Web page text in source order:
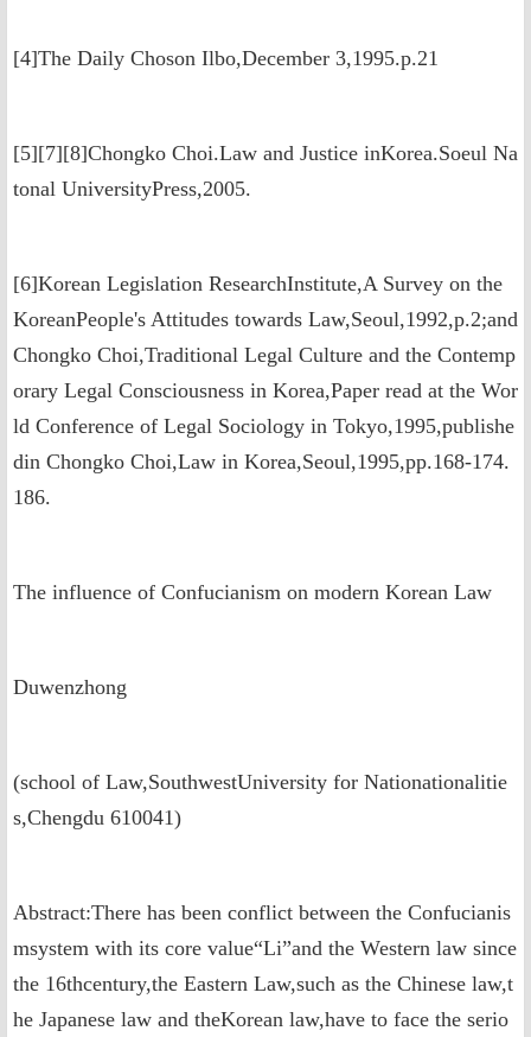
[4]The Daily Choson Ilbo,December 3,1995.p.21
[5][7][8]Chongko Choi.Law and Justice inKorea.Soeul Na
tonal UniversityPress,2005.
[6]Korean Legislation ResearchInstitute,A Survey on the
KoreanPeople's Attitudes towards Law,Seoul,1992,p.2;and
Chongko Choi,Traditional Legal Culture and the Contemp
orary Legal Consciousness in Korea,Paper read at the Wor
ld Conference of Legal Sociology in Tokyo,1995,publishe
din Chongko Choi,Law in Korea,Seoul,1995,pp.168-174.
186.
The influence of Confucianism on modern Korean Law
Duwenzhong
(school of Law,SouthwestUniversity for Nationationalitie
s,Chengdu 610041)
Abstract:There has been conflict between the Confucianis
msystem with its core value“Li”and the Western law since
the 16thcentury,the Eastern Law,such as the Chinese law,t
he Japanese law and theKorean law,have to face the serio